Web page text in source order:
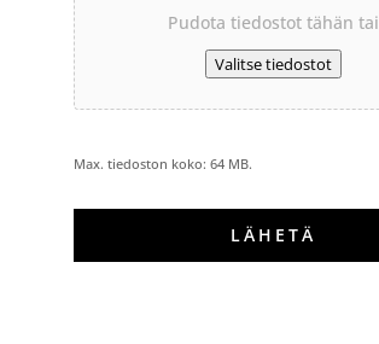
Pudota tiedostot tähän tai
Valitse tiedostot
Max. tiedoston koko: 64 MB.